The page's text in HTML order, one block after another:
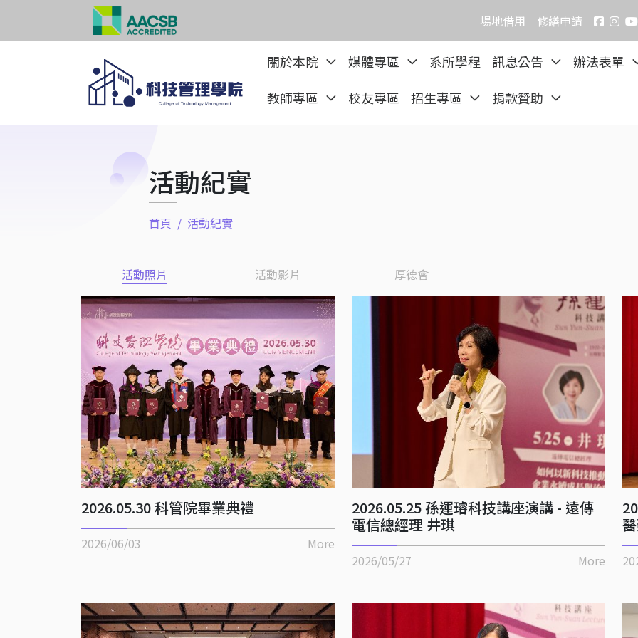
場地借用 修繕申請
關於本院 媒體專區 系所學程 訊息公告
辦法表單
教師專區
校友專區 招生專區 捐款贊助
活動紀實
首頁 活動紀實
活動照片 活動影片 厚德會
2026.05.30 科管院畢業典禮
2026/06/03 More
2026.05.25 孫運璿科技講座演講 - 遠傳
電信總經理 井琪
2026/05/27 More